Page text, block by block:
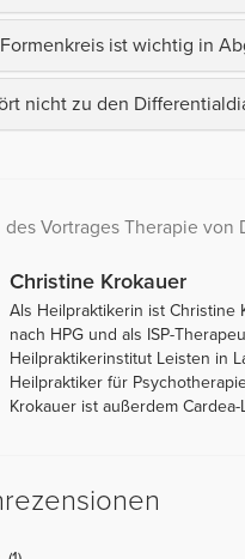
ist wichtig in
nicht zu den
des Vortrages Therapie von
Christine Krokauer
Als Heilpraktikerin ist Christine
nach HPG und als ISP-
Heilpraktikerinstitut Leisten in
Heilpraktiker für
Krokauer ist außerdem